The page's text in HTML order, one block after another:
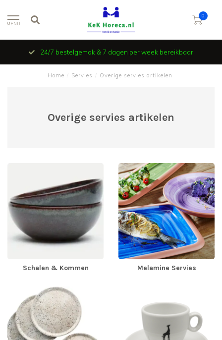
MENU
0
24/7 bestelgemak & 7 dagen per week bereikbaar
Home Servies Overige servies artikelen
Overige servies artikelen
Schalen & Kommen Melamine Servies